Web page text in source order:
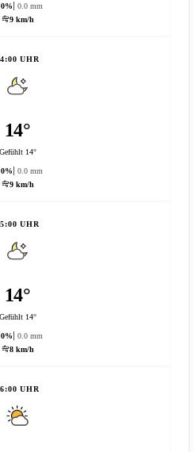
0%
0.0 mm
9 km/h
UHR
14°
Gefühlt 14°
0%
0.0 mm
9 km/h
UHR
14°
Gefühlt 14°
0%
0.0 mm
8 km/h
UHR